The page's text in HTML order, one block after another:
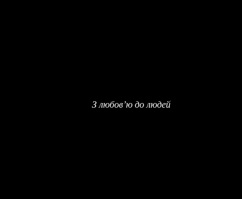
З любов’ю до людей